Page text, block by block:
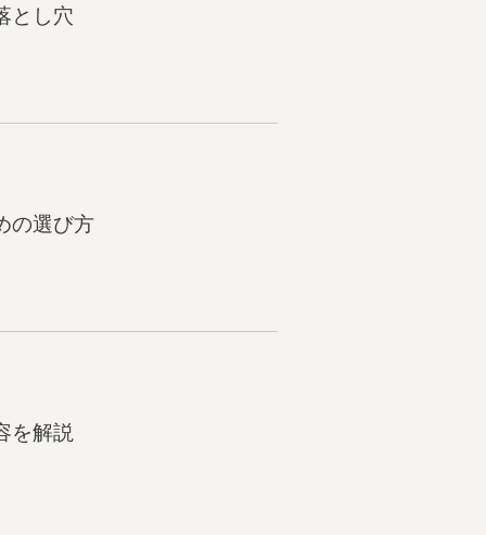
とし穴
の選び方
を解説